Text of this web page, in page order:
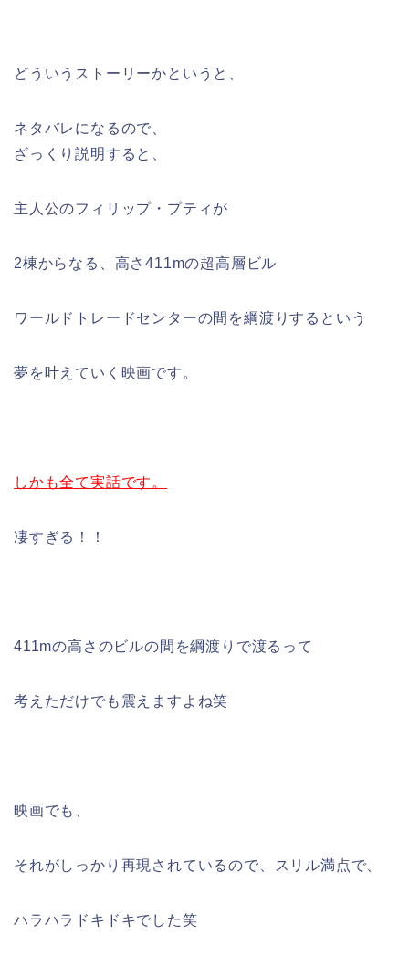
どういうストーリーかというと、
ネタバレになるので、
ざっくり説明すると、
主人公のフィリップ・プティが
2棟からなる、高さ411mの超高層ビル
ワールドトレードセンターの間を綱渡りするという
夢を叶えていく映画です。
しかも全て実話です。
凄すぎる！！
411mの高さのビルの間を綱渡りで渡るって
考えただけでも震えますよね笑
映画でも、
それがしっかり再現されているので、スリル満点で、
ハラハラドキドキでした笑